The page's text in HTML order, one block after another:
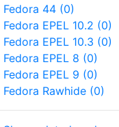
Fedora 44 (0)
Fedora EPEL 10.2 (0)
Fedora EPEL 10.3 (0)
Fedora EPEL 8 (0)
Fedora EPEL 9 (0)
Fedora Rawhide (0)